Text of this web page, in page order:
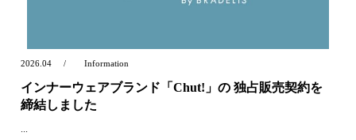
2026.04 Information
インナーウェアブランド「Chut!」の 独占販売契約を
締結しました
...